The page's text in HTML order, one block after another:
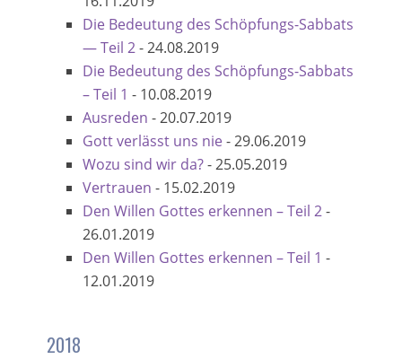
Die Bedeutung des Schöpfungs-Sabbats
— Teil 2-24.08.2019
Die Bedeutung des Schöpfungs-Sabbats
– Teil 1 - 10.08.2019
Ausreden -20.07.2019
Gott verlässt uns nie-29.06.2019
Wozu sind wir da?-25.05.2019
Vertrauen - 15.02.2019
Den Willen Gottes erkennen – Teil 2-
26.01.2019
Den Willen Gottes erkennen – Teil 1 -
12.01.2019
2018